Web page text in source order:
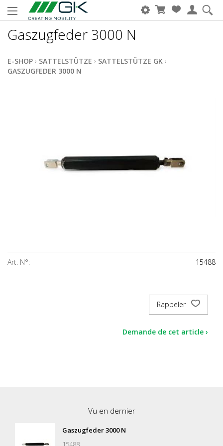
Gaszugfeder 3000 N
E-SHOP › SATTELSTÜTZE › SATTELSTÜTZE GK ›
GASZUGFEDER 3000 N
Art. N°: 15488
Rappeler
Demande de cet article ›
Vu en dernier
Gaszugfeder 3000 N
15488